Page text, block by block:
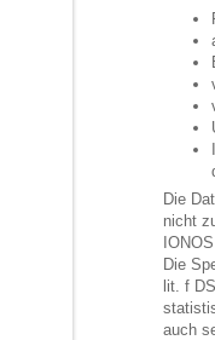
Die
nicht
Die
lit. f
auch